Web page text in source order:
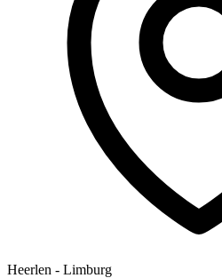
Heerlen - Limburg